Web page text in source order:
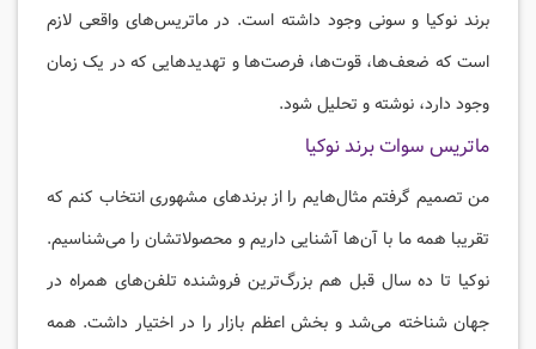
برند نوکیا و سونی وجود داشته است. در ماتریس‌های واقعی لازم
است که ضعف‌ها، قوت‌ها، فرصت‌ها و تهدیدهایی که در یک زمان
وجود دارد، نوشته و تحلیل شود.
ماتریس سوات برند نوکیا
من تصمیم گرفتم مثال‌هایم را از برندهای مشهوری انتخاب کنم که
تقریبا همه ما با آن‌ها آشنایی داریم و محصولاتشان را می‌شناسیم.
نوکیا تا ده سال قبل هم بزرگ‌ترین فروشنده تلفن‌های همراه در
جهان شناخته می‌شد و بخش اعظم بازار را در اختیار داشت. همه